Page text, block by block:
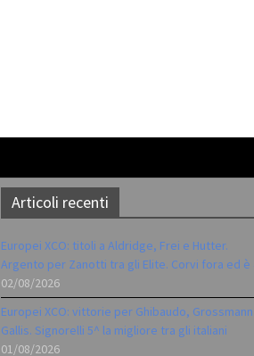
Articoli recenti
Europei XCO: titoli a Aldridge, Frei e Hutter.
Argento per Zanotti tra gli Elite. Corvi fora ed è
02/08/2026
Europei XCO: vittorie per Ghibaudo,
Gallis. Signorelli 5^ la migliore tra gli italiani
01/08/2026